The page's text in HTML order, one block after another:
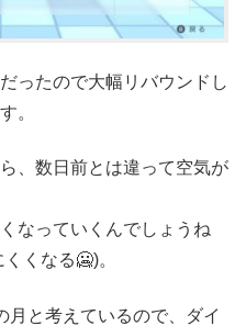
ったので大幅リバウンドし
。
、数日前とは違って空気が
なっていくんでしょうね
くなる🥶)。
月と考えているので、ダイ